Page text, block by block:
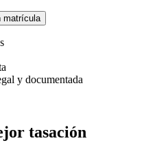
matrícula
y documentada
tasación